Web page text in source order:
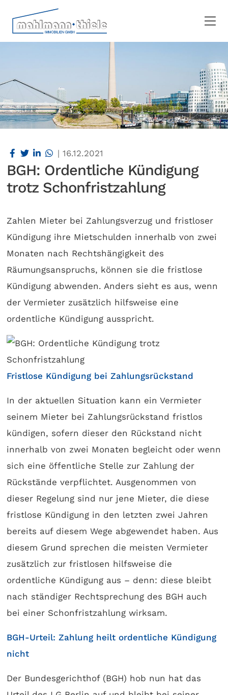
|16.12.2021
BGH: Ordentliche Kündigung
trotz Schonfristzahlung
Zahlen Mieter bei Zahlungsverzug und fristloser
Kündigung ihre Mietschulden innerhalb von zwei
Monaten nach Rechtshängigkeit des
Räumungsanspruchs, können sie die fristlose
Kündigung abwenden. Anders sieht es aus, wenn
der Vermieter zusätzlich hilfsweise eine
ordentliche Kündigung ausspricht.
Fristlose Kündigung bei Zahlungsrückstand
In der aktuellen Situation kann ein Vermieter
seinem Mieter bei Zahlungsrückstand fristlos
kündigen, sofern dieser den Rückstand nicht
innerhalb von zwei Monaten begleicht oder wenn
sich eine öffentliche Stelle zur Zahlung der
Rückstände verpflichtet. Ausgenommen von
dieser Regelung sind nur jene Mieter, die diese
fristlose Kündigung in den letzten zwei Jahren
bereits auf diesem Wege abgewendet haben. Aus
diesem Grund sprechen die meisten Vermieter
zusätzlich zur fristlosen hilfsweise die
ordentliche Kündigung aus – denn: diese bleibt
nach ständiger Rechtsprechung des BGH auch
bei einer Schonfristzahlung wirksam.
BGH-Urteil: Zahlung heilt ordentliche Kündigung
nicht
Der Bundesgerichthof (BGH) hob nun hat das